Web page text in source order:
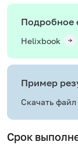
Подробное
Helixbook
Пример
Скачать файл
Срок